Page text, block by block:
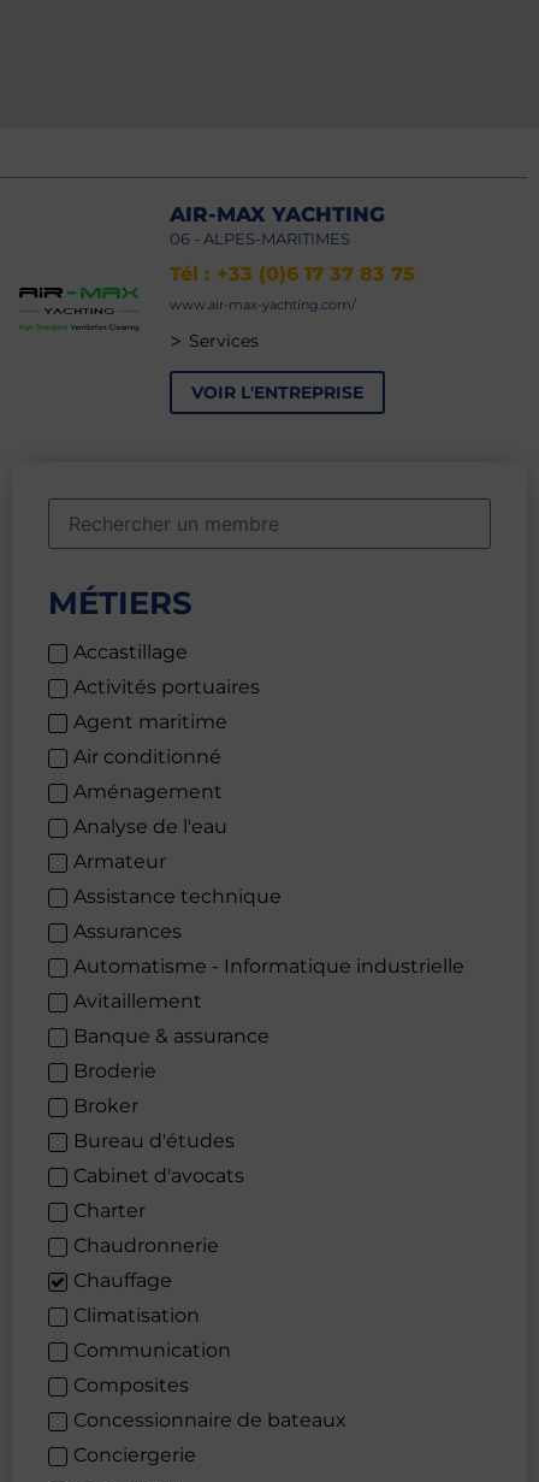
AIR-MAX YACHTING
06 - ALPES-MARITIMES
Tél : +33 (0)6 17 37 83 75
www.air-max-yachting.com/
> Services
VOIR L'ENTREPRISE
MÉTIERS
Accastillage
Activités portuaires
Agent maritime
Air conditionné
Aménagement
Analyse de l'eau
Armateur
Assistance technique
Assurances
Automatisme - Informatique industrielle
Avitaillement
Banque & assurance
Broderie
Broker
Bureau d'études
Cabinet d'avocats
Charter
Chaudronnerie
Chauffage
Climatisation
Communication
Composites
Concessionnaire de bateaux
Conciergerie